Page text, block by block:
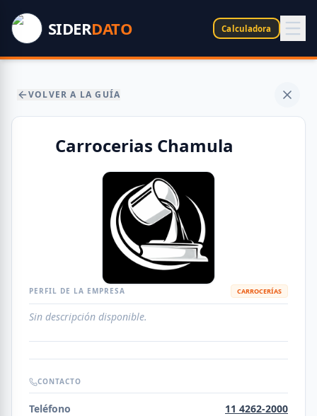
SIDERDATO Calculadora
VOLVER A LA GUÍA
Carrocerias Chamula
PERFIL DE LA EMPRESA CARROCERÍAS
Sin descripción disponible.
CONTACTO
Teléfono 11 4262-2000